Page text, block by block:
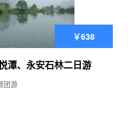
￥638
潭、永安石林二日游
团游